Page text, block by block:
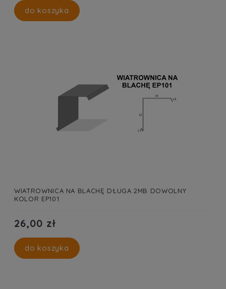
do koszyka
WIATROWNICA NA BLACHĘ DŁUGA 2MB DOWOLNY
KOLOR EP101
26,00 zł
do koszyka